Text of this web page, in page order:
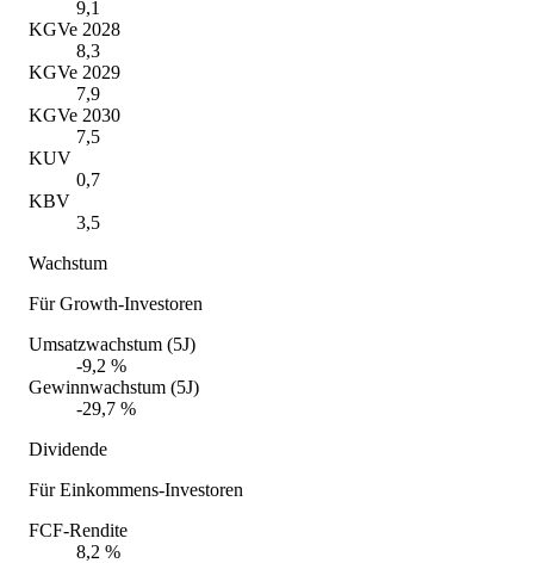
9,1
KGVe 2028
8,3
KGVe 2029
7,9
KGVe 2030
7,5
KUV
0,7
KBV
3,5
Wachstum
Für Growth-Investoren
Umsatzwachstum (5J)
-9,2 %
Gewinnwachstum (5J)
-29,7 %
Dividende
Für Einkommens-Investoren
FCF-Rendite
8,2 %